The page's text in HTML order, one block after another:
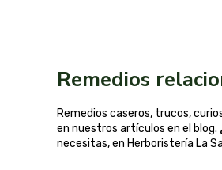
Remedios
Remedios caseros, trucos,
en nuestros artículos en el
necesitas, en Herboristería La